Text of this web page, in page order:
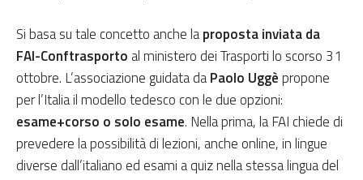
Si basa su tale concetto anche laproposta inviata da
FAI-Conftrasporto al ministero dei Trasporti lo scorso 31
ottobre. L’associazione guidata daPaolo Uggèpropone
per l’Italia il modello tedesco con le due opzioni:
esame+corso o solo esame. Nella prima, la FAI chiede di
prevedere la possibilità di lezioni, anche online, in lingue
diverse dall’italiano ed esami a quiz nella stessa lingua del